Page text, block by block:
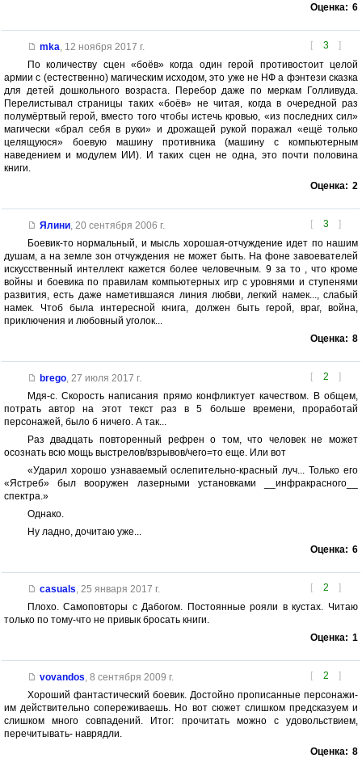
Оценка: 6
[ 3 ]
mka 12 ноября 2017 г.
По количеству сцен «боёв» когда один герой противостоит целой
армии с (естественно) магическим исходом, это уже не НФ а фэнтези сказка
для детей дошкольного возраста. Перебор даже по меркам Голливуда.
Перелистывал страницы таких «боёв» не читая, когда в очередной раз
полумёртвый герой, вместо того чтобы истечь кровью, «из последних сил»
магически «брал себя в руки» и дрожащей рукой поражал «ещё только
целящуюся» боевую машину противника (машину с компьютерным
наведением и модулем ИИ). И таких сцен не одна, это почти половина
книги.
Оценка: 2
[ 3 ]
Ялини, 20 сентября 2006 г.
Боевик-то нормальный, и мысль хорошая-отчуждение идет по нашим
душам, а на земле зон отчуждения не может быть. На фоне завоевателей
искусственный интеллект кажется более человечным. 9 за то , что кроме
войны и боевика по правилам компьютерных игр с уровнями и ступенями
развития, есть даже наметившаяся линия любви, легкий намек..., слабый
намек. Чтоб была интересной книга, должен быть герой, враг, война,
приключения и любовный уголок...
Оценка: 8
[ 2 ]
brego, 27 июля 2017 г.
Мдя-с. Скорость написания прямо конфликтует качеством. В общем,
потрать автор на этот текст раз в 5 больше времени, проработай
персонажей, было б ничего. А так...
Раз двадцать повторенный рефрен о том, что человек не может
осознать всю мощь выстрелов/взрывов/чего=то еще. Или вот
«Ударил хорошо узнаваемый ослепительно-красный луч... Только его
«Ястреб» был вооружен лазерными установками __инфракрасного__
спектра.»
Однако.
Ну ладно, дочитаю уже...
Оценка: 6
[ 2 ]
casuals 25 января 2017 г.
Плохо. Самоповторы с Дабогом. Постоянные рояли в кустах. Читаю
только по тому-что не привык бросать книги.
Оценка: 1
[ 2 ]
vovandos 8 сентября 2009 г.
Хороший фантастический боевик. Достойно прописанные персонажи-
им действительно сопереживаешь. Но вот сюжет слишком предсказуем и
слишком много совпадений. Итог: прочитать можно с удовольствием,
перечитывать- наврядли.
Оценка: 8